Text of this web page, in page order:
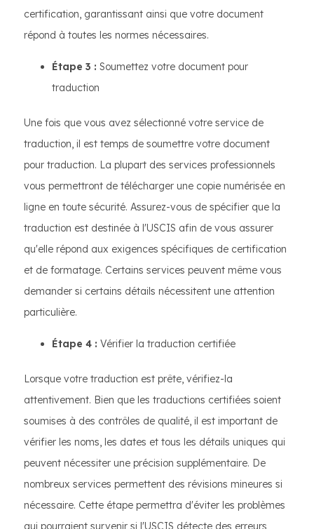
certification, garantissant ainsi que votre document
répond à toutes les normes nécessaires.
Étape 3 : Soumettez votre document pour
traduction
Une fois que vous avez sélectionné votre service de
traduction, il est temps de soumettre votre document
pour traduction. La plupart des services professionnels
vous permettront de télécharger une copie numérisée en
ligne en toute sécurité. Assurez-vous de spécifier que la
traduction est destinée à l'USCIS afin de vous assurer
qu'elle répond aux exigences spécifiques de certification
et de formatage. Certains services peuvent même vous
demander si certains détails nécessitent une attention
particulière.
Étape 4 : Vérifier la traduction certifiée
Lorsque votre traduction est prête, vérifiez-la
attentivement. Bien que les traductions certifiées soient
soumises à des contrôles de qualité, il est important de
vérifier les noms, les dates et tous les détails uniques qui
peuvent nécessiter une précision supplémentaire. De
nombreux services permettent des révisions mineures si
nécessaire. Cette étape permettra d'éviter les problèmes
qui pourraient survenir si l'USCIS détecte des erreurs